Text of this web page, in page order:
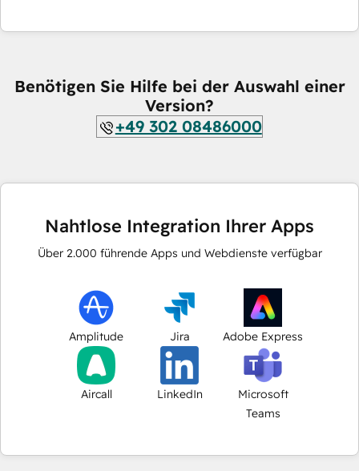
Benötigen Sie Hilfe bei der Auswahl einer
Version?
+49 302 08486000
Nahtlose Integration Ihrer Apps
Über 2.000 führende Apps und Webdienste verfügbar
Amplitude Jira Adobe Express
Aircall LinkedIn
Microsoft
Teams